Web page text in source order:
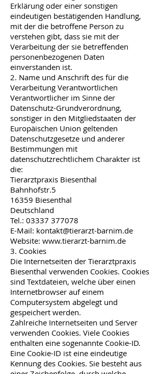
Erklärung oder einer sonstigen
eindeutigen bestätigenden Handlung,
mit der die betroffene Person zu
verstehen gibt, dass sie mit der
Verarbeitung der sie betreffenden
personenbezogenen Daten
einverstanden ist.
2. Name und Anschrift des für die
Verarbeitung Verantwortlichen
Verantwortlicher im Sinne der
Datenschutz-Grundverordnung,
sonstiger in den Mitgliedstaaten der
Europäischen Union geltenden
Datenschutzgesetze und anderer
Bestimmungen mit
datenschutzrechtlichem Charakter ist
die:
Tierarztpraxis Biesenthal
Bahnhofstr.5
16359 Biesenthal
Deutschland
Tel.: 03337 377078
E-Mail: kontakt@tierarzt-barnim.de
Website: www.tierarzt-barnim.de
3. Cookies
Die Internetseiten der Tierarztpraxis
Biesenthal verwenden Cookies. Cookies
sind Textdateien, welche über einen
Internetbrowser auf einem
Computersystem abgelegt und
gespeichert werden.
Zahlreiche Internetseiten und Server
verwenden Cookies. Viele Cookies
enthalten eine sogenannte Cookie-ID.
Eine Cookie-ID ist eine eindeutige
Kennung des Cookies. Sie besteht aus